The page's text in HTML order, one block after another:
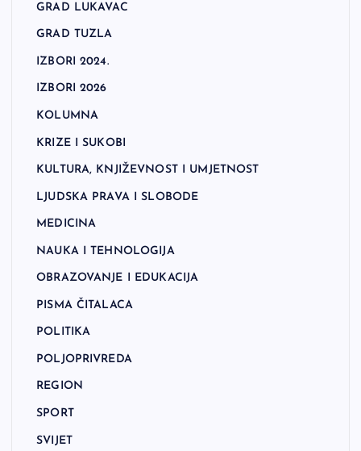
GRAD LUKAVAC
GRAD TUZLA
IZBORI 2024.
IZBORI 2026
KOLUMNA
KRIZE I SUKOBI
KULTURA, KNJIŽEVNOST I UMJETNOST
LJUDSKA PRAVA I SLOBODE
MEDICINA
NAUKA I TEHNOLOGIJA
OBRAZOVANJE I EDUKACIJA
PISMA ČITALACA
POLITIKA
POLJOPRIVREDA
REGION
SPORT
SVIJET